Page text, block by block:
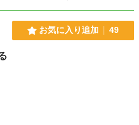
かりの見習い。 ・アンリ（Henr
暗朱色の瞳。腰まである朱銀色の
普通の薬屋を営んでいる。どSで鬼畜。
ア以外での転載等はご遠慮下さい】
お気に入り追加 49